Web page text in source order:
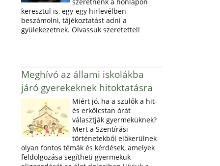
keresztül is, egy-egy hirlevélben
beszámolni, tájékoztatást adni a
gyülekezetnek. Olvassuk szeretettel!
Meghívó az állami iskolákba
járó gyerekeknek hitoktatásra
Miért jó, ha a szülők a hit-
és erkölcstan órát
választják gyermeküknek?
Mert a Szentírási
történetekből előkerülnek
olyan fontos témák és kérdések, amelyek
feldolgozása segítheti gyermekük